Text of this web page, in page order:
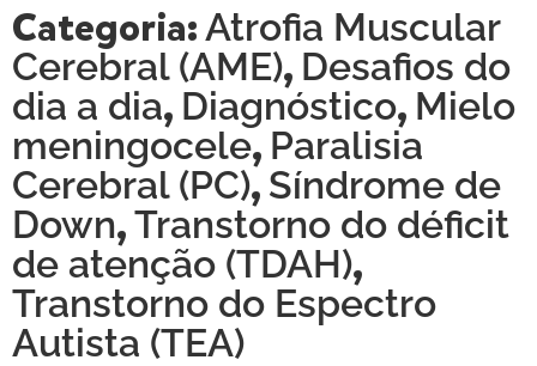
Categoria:Atrofia Muscular
Cerebral (AME), Desafios do
dia a dia, Diagnóstico, Mielo
meningocele, Paralisia
Cerebral (PC), Síndrome de
Down,Transtorno do déficit
de atenção (TDAH),
Transtorno do Espectro
Autista (TEA)